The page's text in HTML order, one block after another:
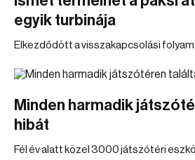
egyik turbinája
Elkezdődött a visszakapcsolási
Minden harmadik
hibát
Fél év alatt közel 3000 játszótéri